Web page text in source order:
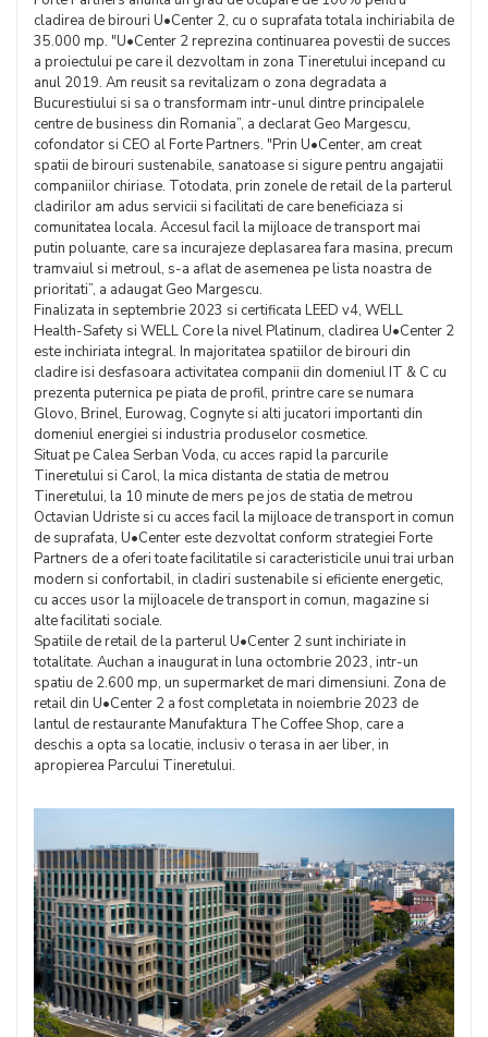
cladirea de birouri U•Center 2, cu o suprafata totala inchiriabila de
35.000 mp. "U•Center 2 reprezina continuarea povestii de succes
a proiectului pe care il dezvoltam in zona Tineretului incepand cu
anul 2019. Am reusit sa revitalizam o zona degradata a
Bucurestiului si sa o transformam intr-unul dintre principalele
centre de business din Romania”, a declarat Geo Margescu,
cofondator si CEO al Forte Partners. "Prin U•Center, am creat
spatii de birouri sustenabile, sanatoase si sigure pentru angajatii
companiilor chiriase. Totodata, prin zonele de retail de la parterul
cladirilor am adus servicii si facilitati de care beneficiaza si
comunitatea locala. Accesul facil la mijloace de transport mai
putin poluante, care sa incurajeze deplasarea fara masina, precum
tramvaiul si metroul, s-a aflat de asemenea pe lista noastra de
prioritati”, a adaugat Geo Margescu.
Finalizata in septembrie 2023 si certificata LEED v4, WELL
Health-Safety si WELL Core la nivel Platinum, cladirea U•Center 2
este inchiriata integral. In majoritatea spatiilor de birouri din
cladire isi desfasoara activitatea companii din domeniul IT & C cu
prezenta puternica pe piata de profil, printre care se numara
Glovo, Brinel, Eurowag, Cognyte si alti jucatori importanti din
domeniul energiei si industria produselor cosmetice.
Situat pe Calea Serban Voda, cu acces rapid la parcurile
Tineretului si Carol, la mica distanta de statia de metrou
Tineretului, la 10 minute de mers pe jos de statia de metrou
Octavian Udriste si cu acces facil la mijloace de transport in comun
de suprafata, U•Center este dezvoltat conform strategiei Forte
Partners de a oferi toate facilitatile si caracteristicile unui trai urban
modern si confortabil, in cladiri sustenabile si eficiente energetic,
cu acces usor la mijloacele de transport in comun, magazine si
alte facilitati sociale.
Spatiile de retail de la parterul U•Center 2 sunt inchiriate in
totalitate. Auchan a inaugurat in luna octombrie 2023, intr-un
spatiu de 2.600 mp, un supermarket de mari dimensiuni. Zona de
retail din U•Center 2 a fost completata in noiembrie 2023 de
lantul de restaurante Manufaktura The Coffee Shop, care a
deschis a opta sa locatie, inclusiv o terasa in aer liber, in
apropierea Parcului Tineretului.